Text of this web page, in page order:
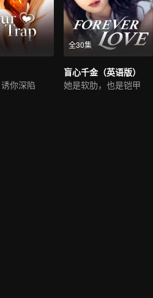
你深陷
全30集
盲心千金（英语版）
她是软肋，也是铠甲